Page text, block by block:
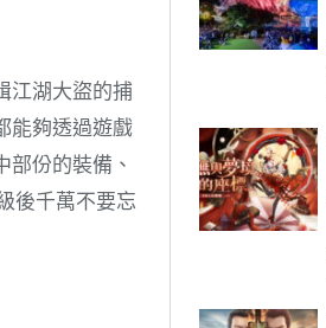
江湖大盜的捕
能夠透過遊戲
份的裝備、
後千萬不要忘